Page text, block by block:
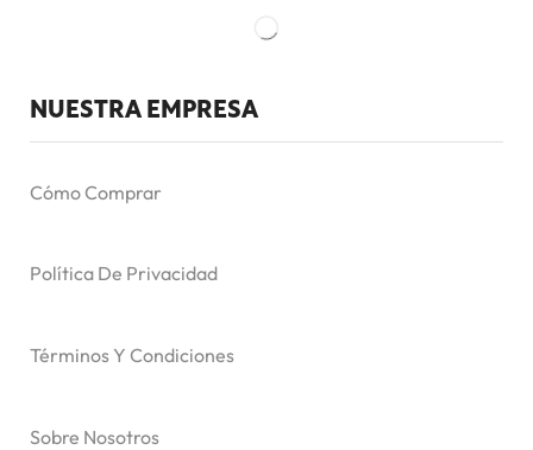
NUESTRA EMPRESA
Cómo Comprar
Política De Privacidad
Términos Y Condiciones
Sobre Nosotros